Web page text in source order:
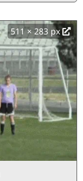
511 × 283 px